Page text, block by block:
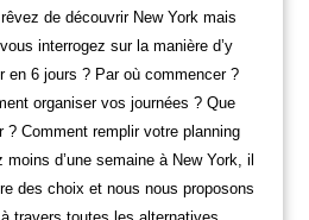
de découvrir New York mais
interrogez sur la manière d’y
en 6 jours ? Par où commencer ?
organiser vos journées ? Que
? Comment remplir votre planning
d’une semaine à New York, il
des choix et nous nous proposons